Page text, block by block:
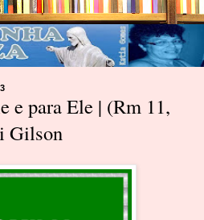
e para Ele | (Rm 11,
Gilson